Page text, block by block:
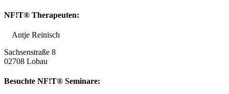
NF!T® Therapeuten:
Antje Reinisch
Sachsenstraße 8
02708 Lobau
Besuchte NF!T® Seminare: